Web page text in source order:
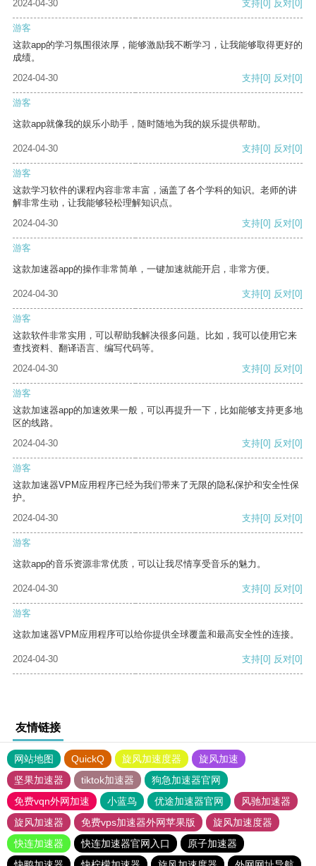
2024-04-30 支持[0] 反对[0]
游客
这款app的学习氛围很浓厚，能够激励我不断学习，让我能够取得更好的
成绩。
2024-04-30
支持[0] 反对[0]
游客
这款app就像我的娱乐小助手，随时随地为我的娱乐提供帮助。
2024-04-30 支持[0] 反对[0]
游客
这款学习软件的课程内容非常丰富，涵盖了各个学科的知识。老师的讲
解非常生动，让我能够轻松理解知识点。
2024-04-30
支持[0] 反对[0]
游客
这款加速器app的操作非常简单，一键加速就能开启，非常方便。
2024-04-30 支持[0] 反对[0]
游客
这款软件非常实用，可以帮助我解决很多问题。比如，我可以使用它来
查找资料、翻译语言、编写代码等。
2024-04-30
支持[0] 反对[0]
游客
这款加速器app的加速效果一般，可以再提升一下，比如能够支持更多地
区的线路。
2024-04-30
支持[0] 反对[0]
游客
这款加速器VPM应用程序已经为我们带来了无限的隐私保护和安全性保
护。
2024-04-30
支持[0] 反对[0]
游客
这款app的音乐资源非常优质，可以让我尽情享受音乐的魅力。
2024-04-30 支持[0] 反对[0]
游客
这款加速器VPM应用程序可以给你提供全球覆盖和最高安全性的连接。
2024-04-30 支持[0] 反对[0]
友情链接
网站地图 QuickQ 旋风加速度器
旋风加速
坚果加速器
tiktok加速器
狗急加速器官网
免费vqn外网加速
小蓝鸟 优途加速器官网
风驰加速器
旋风加速器
免费vps加速器外网苹果版
旋风加速度器
快连加速器
快连加速器官网入口
原子加速器